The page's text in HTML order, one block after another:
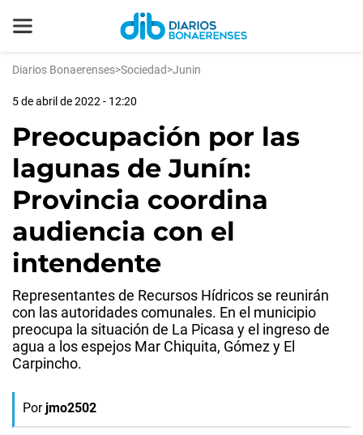
Diarios Bonaerenses>Sociedad>Junin
5 de abril de 2022 - 12:20
Preocupación por las
lagunas de Junín:
Provincia coordina
audiencia con el
intendente
Representantes de Recursos Hídricos se reunirán
con las autoridades comunales. En el municipio
preocupa la situación de La Picasa y el ingreso de
agua a los espejos Mar Chiquita, Gómez y El
Carpincho.
Por jmo2502